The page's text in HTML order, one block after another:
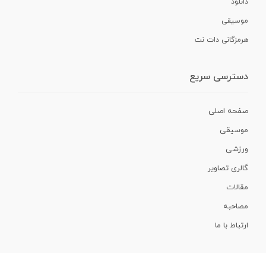
موسیقی
هرمزگانی دات نت
دسترسی سریع
صفحه اصلی
موسیقی
ورزشی
گالری تصاویر
مقالات
مصاحبه
ارتباط با ما